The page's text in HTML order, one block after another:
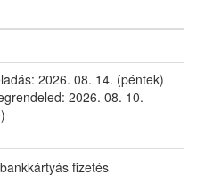
2026. 08. 14. (péntek)
2026. 08. 10.